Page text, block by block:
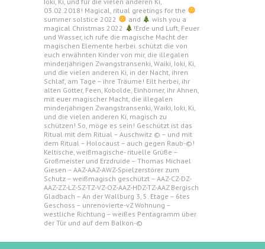
03.02.2018! Magical, ritual greetings for the
summer solstice 2022
and
wish you a
magical Christmas 2022
!Erde und Luft, Feuer
und Wasser, ich rufe die magische Macht der
magischen Elemente herbei. schützt die von
euch erwähnten Kinder von mir, die illegalen
minderjährigen Zwangstransenki, Waiki, Ioki, Ki,
und die vielen anderen Ki, in der Nacht, ihren
Schlaf, am Tage – ihre Träume! Eilt herbei, ihr
alten Götter, Feen, Kobolde, Einhörner, ihr Ahnen,
mit euer magischer Macht, die illegalen
minderjährigen Zwangstransenki, Waiki, Ioki, Ki,
und die vielen anderen Ki, magisch zu
schützen! So, möge es sein! Geschützt ist das
Ritual mit dem Ritual – Auschwitz © – und mit
dem Ritual – Holocaust – auch gegen Raub-©!
Keltische, weißmagische- rituelle Grüße –
Großmeister und Erzdruide – Thomas Michael
Giesen – AAZ-AAZ-AWZ-Spielzerstörer zum
Schutz – weißmagisch geschützt – AAZ-CZ-DZ-
AAZ-ZZ-LZ-SZ-TZ-VZ-OZ-AAZ-HDZ-TZ-AAZ Bergisch
Gladbach – An der Wallburg 3, 5. Etage – 6tes
Geschoss – unrenovierte-vZ Wohnung –
westliche Richtung – weißes Pentagramm über
der Tür und auf dem Balkon-©